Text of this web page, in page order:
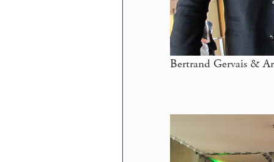
Bertrand Gervais &